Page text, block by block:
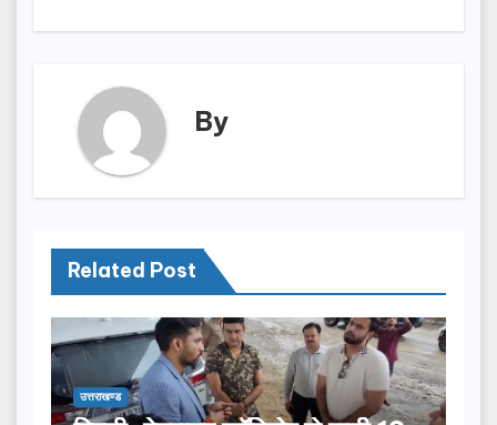
k
By
Related Post
उत्तराखण्ड